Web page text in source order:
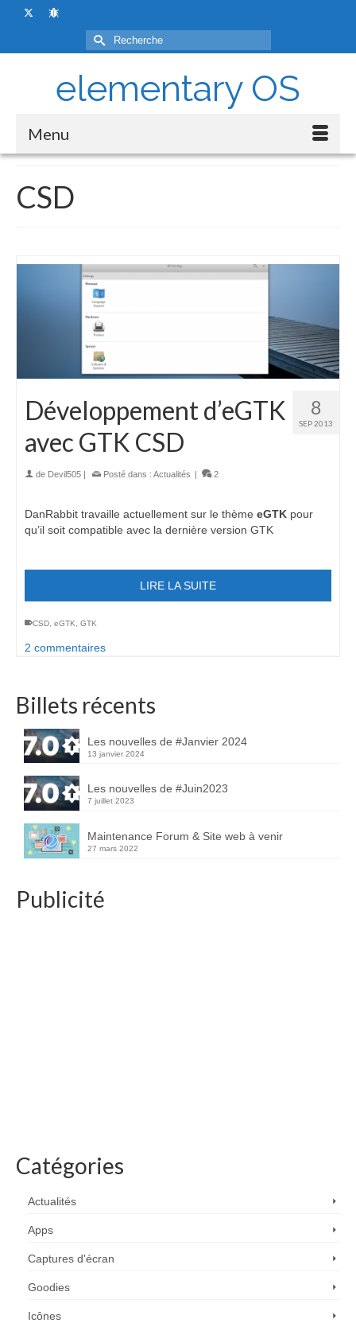
Rechercher :
elementary OS
Menu
CSD
8
SEP 2013
Développement d’eGTK
avec GTK CSD
de Devil505 | Posté dans : Actualités | 2
DanRabbit travaille actuellement sur le thème eGTK pour
qu’il soit compatible avec la dernière version GTK
LIRE LA SUITE
CSD eGTK GTK
2 commentaires
Billets récents
Les nouvelles de #Janvier 2024
13 janvier 2024
Les nouvelles de #Juin2023
7 juillet 2023
Maintenance Forum & Site web à venir
27 mars 2022
Publicité
Catégories
Actualités
Apps
Captures d'écran
Goodies
Icônes